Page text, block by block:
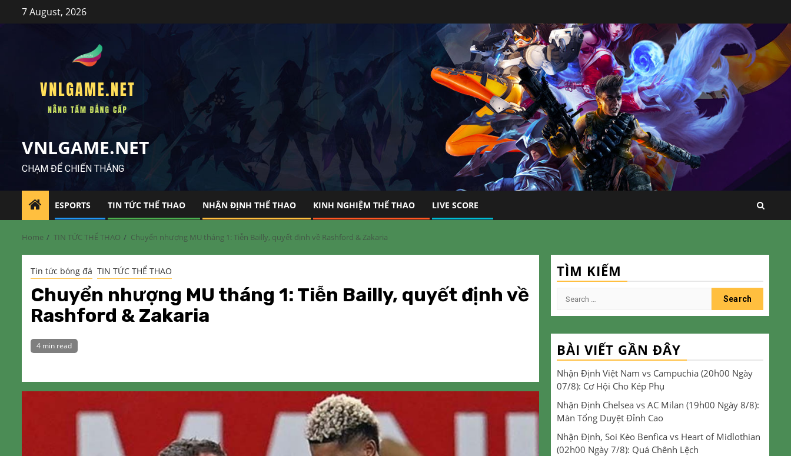
7 August, 2026
VNLGAME.NET
CHẠM ĐỂ CHIẾN THẮNG
ESPORTS TIN TỨC THỂ THAO NHẬN ĐỊNH THỂ THAO KINH NGHIỆM THỂ THAO LIVE SCORE
Home TIN TỨC THỂ THAO Chuyển nhượng MU tháng 1: Tiễn Bailly, quyết định về Rashford & Zakaria
Tin tức bóng đá TIN TỨC THỂ THAO
Chuyển nhượng MU tháng 1: Tiễn Bailly, quyết định về
Rashford & Zakaria
4 min read
TÌM KIẾM
Search
BÀI VIẾT GẦN ĐÂY
Nhận Định Việt Nam vs Campuchia (20h00 Ngày
07/8): Cơ Hội Cho Kép Phụ
Nhận Định Chelsea vs AC Milan (19h00 Ngày 8/8):
Màn Tổng Duyệt Đỉnh Cao
Nhận Định, Soi Kèo Benfica vs Heart of Midlothian
(02h00 Ngày 7/8): Quá Chênh Lệch